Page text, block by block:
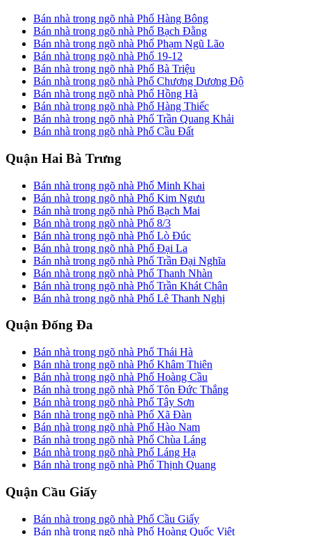
Bán nhà trong ngõ nhà Phố Hàng Bông
Bán nhà trong ngõ nhà Phố Bạch Đằng
Bán nhà trong ngõ nhà Phố Phạm Ngũ Lão
Bán nhà trong ngõ nhà Phố 19-12
Bán nhà trong ngõ nhà Phố Bà Triệu
Bán nhà trong ngõ nhà Phố Chương Dương Độ
Bán nhà trong ngõ nhà Phố Hồng Hà
Bán nhà trong ngõ nhà Phố Hàng Thiếc
Bán nhà trong ngõ nhà Phố Trần Quang Khải
Bán nhà trong ngõ nhà Phố Cầu Đất
Quận Hai Bà Trưng
Bán nhà trong ngõ nhà Phố Minh Khai
Bán nhà trong ngõ nhà Phố Kim Ngưu
Bán nhà trong ngõ nhà Phố Bạch Mai
Bán nhà trong ngõ nhà Phố 8/3
Bán nhà trong ngõ nhà Phố Lò Đúc
Bán nhà trong ngõ nhà Phố Đại La
Bán nhà trong ngõ nhà Phố Trần Đại Nghĩa
Bán nhà trong ngõ nhà Phố Thanh Nhàn
Bán nhà trong ngõ nhà Phố Trần Khát Chân
Bán nhà trong ngõ nhà Phố Lê Thanh Nghị
Quận Đống Đa
Bán nhà trong ngõ nhà Phố Thái Hà
Bán nhà trong ngõ nhà Phố Khâm Thiên
Bán nhà trong ngõ nhà Phố Hoàng Cầu
Bán nhà trong ngõ nhà Phố Tôn Đức Thắng
Bán nhà trong ngõ nhà Phố Tây Sơn
Bán nhà trong ngõ nhà Phố Xã Đàn
Bán nhà trong ngõ nhà Phố Hào Nam
Bán nhà trong ngõ nhà Phố Chùa Láng
Bán nhà trong ngõ nhà Phố Láng Hạ
Bán nhà trong ngõ nhà Phố Thịnh Quang
Quận Cầu Giấy
Bán nhà trong ngõ nhà Phố Cầu Giấy
Bán nhà trong ngõ nhà Phố Hoàng Quốc Việt